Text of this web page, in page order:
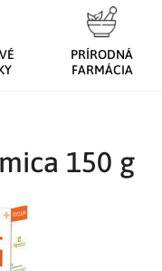
PRÍRODNÁ
FARMÁCIA
150 g